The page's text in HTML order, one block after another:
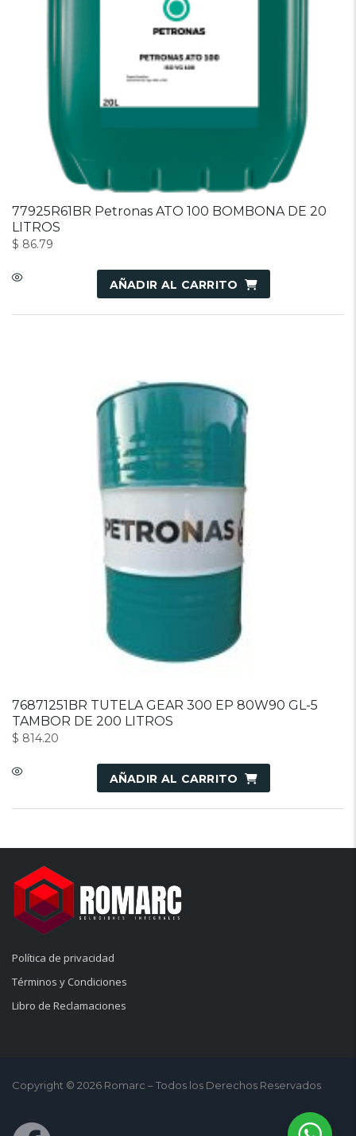
77925R61BR Petronas ATO 100 BOMBONA DE 20
LITROS
$ 86.79
AÑADIR AL CARRITO
76871251BR TUTELA GEAR 300 EP 80W90 GL-5
TAMBOR DE 200 LITROS
$ 814.20
AÑADIR AL CARRITO
Política de privacidad
Términos y Condiciones
Libro de Reclamaciones
Copyright © 2026 Romarc – Todos los Derechos Reservados